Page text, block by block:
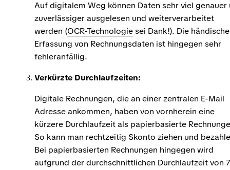
Auf digitalem Weg können Daten sehr viel genauer
zuverlässiger ausgelesen und weiterverarbeitet
werden (OCR-Technologiesei Dank!). Die händische
Erfassung von Rechnungsdaten ist hingegen sehr
fehleranfällig.
Verkürzte Durchlaufzeiten:
Digitale Rechnungen, die an einer zentralen E-Mail
Adresse ankommen, haben von vornherein eine
kürzere Durchlaufzeit als papierbasierte
So kann man rechtzeitig Skonto ziehen und
Bei papierbasierten Rechnungen hingegen wird
aufgrund der durchschnittlichen Durchlaufzeit von 7